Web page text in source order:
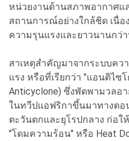
หน่วยงานด้านสภาพอากาศแ
สถานการณ์อย่างใกล้ชิด เนื่
ความรุนแรงและยาวนานกว่
สาเหตุสำคัญมาจากระบบคว
แรง หรือที่เรียกว่า "แอนติไซ
Anticyclone) ซึ่งพัดพามวลอ
ในทวีปแอฟริกาขึ้นมาทางต
ตะวันตกและยุโรปกลาง ก่อใ
"โดมความร้อน" หรือ Heat